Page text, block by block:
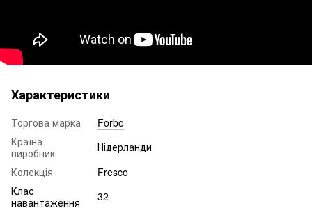
Характеристики
Торгова марка
Forbo
Країна
виробник
Нідерланди
Колекція
Fresco
Клас
навантаження
32